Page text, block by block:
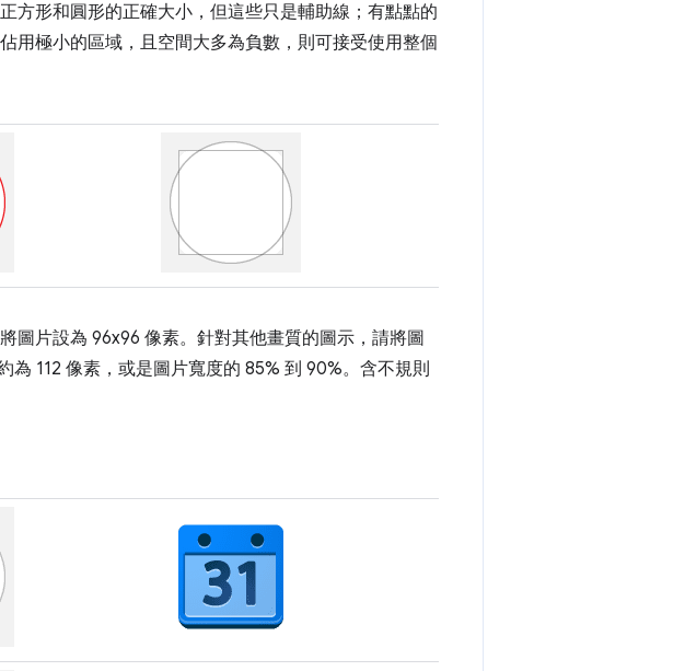
方形和圓形的正確大小，但這些只是輔助線；有點點的
用極小的區域，且空間大多為負數，則可接受使用整個
圖片設為 96x96 像素。針對其他畫質的圖示，請將圖
112 像素，或是圖片寬度的 85% 到 90%。含不規則